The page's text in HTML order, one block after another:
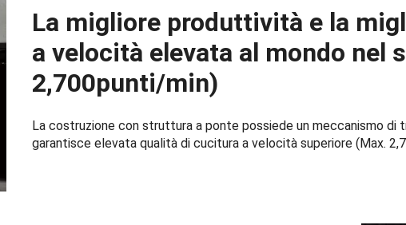
La migliore produttività e la
a velocità elevata al mondo nel
2,700punti/min)
La costruzione con struttura a ponte possiede un meccanismo di
garantisce elevata qualità di cucitura a velocità superiore (Max.